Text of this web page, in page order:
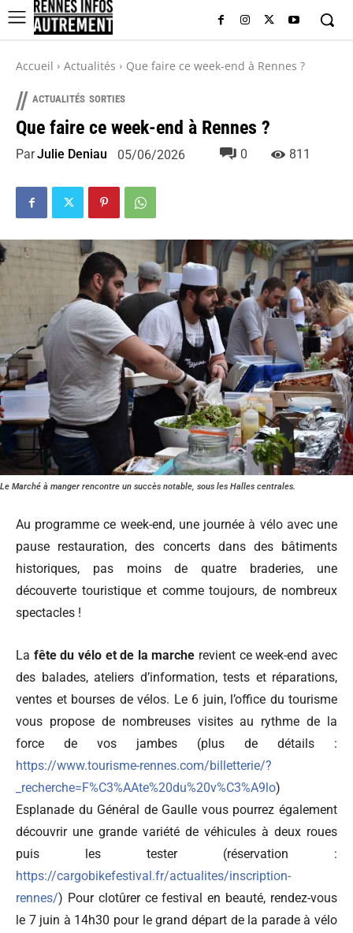
Accueil Actualités Que faire ce week-end à Rennes ?
// ACTUALITÉS SORTIES
Que faire ce week-end à Rennes ?
ParJulie Deniau 05/06/2026 0 811
Le Marché à manger rencontre un succès notable, sous les Halles centrales.
Au programme ce week-end, une journée à vélo avec une
pause restauration, des concerts dans des bâtiments
historiques, pas moins de quatre braderies, une
découverte touristique et comme toujours, de nombreux
spectacles !
La fête du vélo et de la marche revient ce week-end avec
des balades, ateliers d’information, tests et réparations,
ventes et bourses de vélos. Le 6 juin, l’office du tourisme
vous propose de nombreuses visites au rythme de la
force de vos jambes (plus de détails :
https://www.tourisme-rennes.com/billetterie/?
_recherche=F%C3%AAte%20du%20v%C3%A9lo)
Esplanade du Général de Gaulle vous pourrez également
découvrir une grande variété de véhicules à deux roues
puis les tester (réservation :
https://cargobikefestival.fr/actualites/inscription-
rennes/) Pour clotûrer ce festival en beauté, rendez-vous
le 7 juin à 14h30 pour le grand départ de la parade à vélo